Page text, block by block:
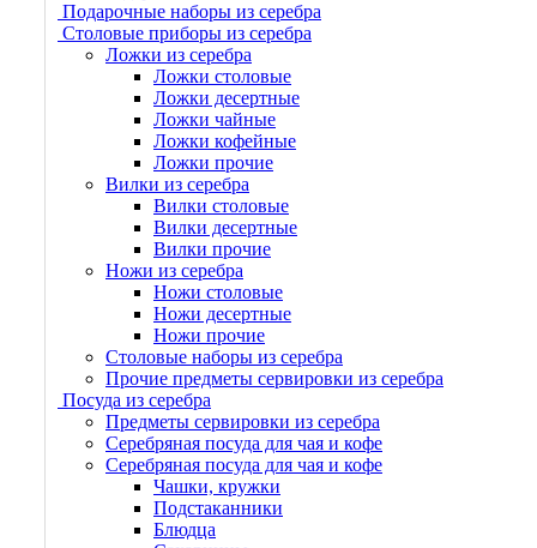
Подарочные наборы из серебра
Столовые приборы из серебра
Ложки из серебра
Ложки столовые
Ложки десертные
Ложки чайные
Ложки кофейные
Ложки прочие
Вилки из серебра
Вилки столовые
Вилки десертные
Вилки прочие
Ножи из серебра
Ножи столовые
Ножи десертные
Ножи прочие
Столовые наборы из серебра
Прочие предметы сервировки из серебра
Посуда из серебра
Предметы сервировки из серебра
Серебряная посуда для чая и кофе
Серебряная посуда для чая и кофе
Чашки, кружки
Подстаканники
Блюдца